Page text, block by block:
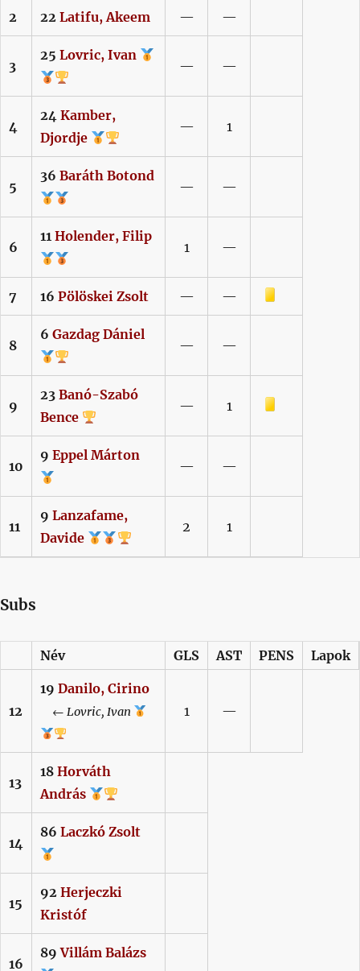
2 22 Latifu, Akeem — —
3
25 Lovric, Ivan
— —
4
24 Kamber,
Djordje
— 1
5
36 Baráth Botond
— —
6
11 Holender, Filip
1 —
7 16 Pölöskei Zsolt — —
Sárga lap
8
6 Gazdag Dániel
— —
9
23 Banó-Szabó
Bence
— 1
Sárga lap
10
9 Eppel Márton
— —
11
9 Lanzafame,
Davide
2 1
Subs
Név GLS AST PENS Lapok
12
19 Danilo, Cirino
← Lovric, Ivan 1 —
13
18 Horváth
András
14
86 Laczkó Zsolt
15
92 Herjeczki
Kristóf
16
89Villám Balázs